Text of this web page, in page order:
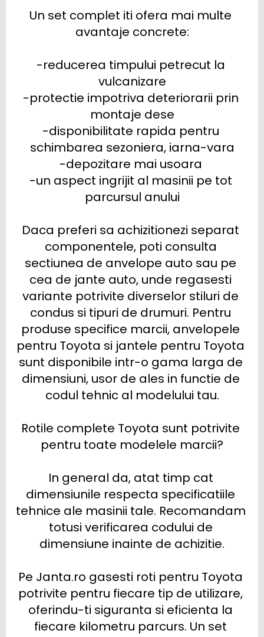
Un set complet iti ofera mai multe
avantaje concrete:
-reducerea timpului petrecut la
vulcanizare
-protectie impotriva deteriorarii prin
montaje dese
-disponibilitate rapida pentru
schimbarea sezoniera, iarna-vara
-depozitare mai usoara
-un aspect ingrijit al masinii pe tot
parcursul anului
Daca preferi sa achizitionezi separat
componentele, poti consulta
sectiunea de anvelope auto sau pe
cea de jante auto, unde regasesti
variante potrivite diverselor stiluri de
condus si tipuri de drumuri. Pentru
produse specifice marcii, anvelopele
pentru Toyota si jantele pentru Toyota
sunt disponibile intr-o gama larga de
dimensiuni, usor de ales in functie de
codul tehnic al modelului tau.
Rotile complete Toyota sunt potrivite
pentru toate modelele marcii?
In general da, atat timp cat
dimensiunile respecta specificatiile
tehnice ale masinii tale. Recomandam
totusi verificarea codului de
dimensiune inainte de achizitie.
Pe Janta.ro gasesti roti pentru Toyota
potrivite pentru fiecare tip de utilizare,
oferindu-ti siguranta si eficienta la
fiecare kilometru parcurs. Un set